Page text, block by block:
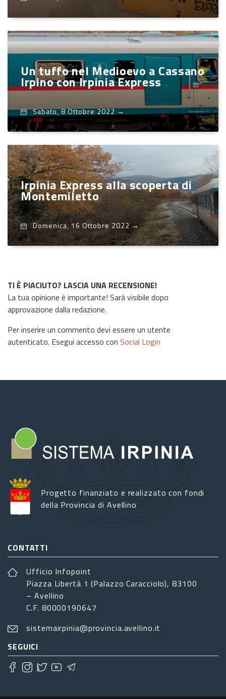
Un tuffo nel Medioevo a Cassano
Irpino con Irpinia Express
Sabato, 8 Ottobre 2022→
Irpinia Express alla scoperta di
Montemiletto
Domenica, 16 Ottobre 2022→
TI È PIACIUTO? LASCIA UNA RECENSIONE!
La tua opinione è importante! Sarà visibile dopo
approvazione dalla redazione.
Per inserire un commento devi essere un utente
autenticato. Esegui accesso con Social Login
Progetto finanziato e realizzato con fondi
della Provincia di Avellino
CONTATTI
Ufficio Infopoint
Piazza Libertá 1 (Palazzo Caracciolo), 83100
– Avellino
C.F. 80000190647
sistemairpinia@provincia.avellino.it
SEGUICI